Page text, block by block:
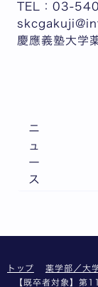
TEL：03-
慶應義塾大学
ニ
ュ
ー
ス
トップ 薬学部／大
【既卒者対象】第